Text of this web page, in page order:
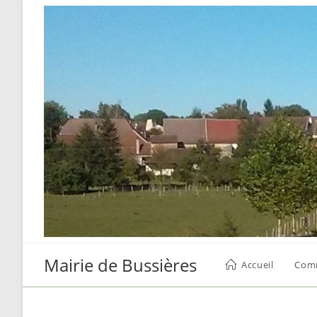
Mairie de Bussières Accueil